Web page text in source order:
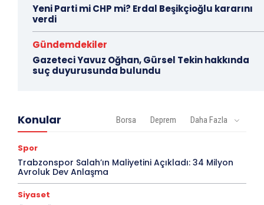
Yeni Parti mi CHP mi? Erdal Beşikçioğlu kararını
verdi
Gündemdekiler
Gazeteci Yavuz Oğhan, Gürsel Tekin hakkında
suç duyurusunda bulundu
Konular Borsa Deprem Daha Fazla
Spor
Trabzonspor Salah’ın Maliyetini Açıkladı: 34 Milyon
Avroluk Dev Anlaşma
Siyaset